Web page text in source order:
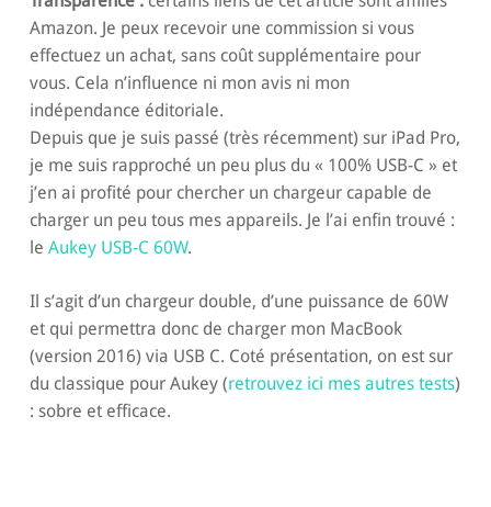
Amazon. Je peux recevoir une commission si vous
effectuez un achat, sans coût supplémentaire pour
vous. Cela n’influence ni mon avis ni mon
indépendance éditoriale.
Depuis que je suis passé (très récemment) sur iPad Pro,
je me suis rapproché un peu plus du « 100% USB-C » et
j’en ai profité pour chercher un chargeur capable de
charger un peu tous mes appareils. Je l’ai enfin trouvé :
le Aukey USB-C 60W.
Il s’agit d’un chargeur double, d’une puissance de 60W
et qui permettra donc de charger mon MacBook
(version 2016) via USB C. Coté présentation, on est sur
du classique pour Aukey (retrouvez ici mes autres tests)
: sobre et efficace.